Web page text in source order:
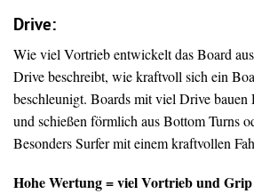
Drive:
Wie viel Vortrieb entwickelt das Board
Drive beschreibt, wie kraftvoll sich ein
beschleunigt. Boards mit viel Drive
und schießen förmlich aus Bottom Turns
Besonders Surfer mit einem kraftvollen
Hohe Wertung = viel Vortrieb und